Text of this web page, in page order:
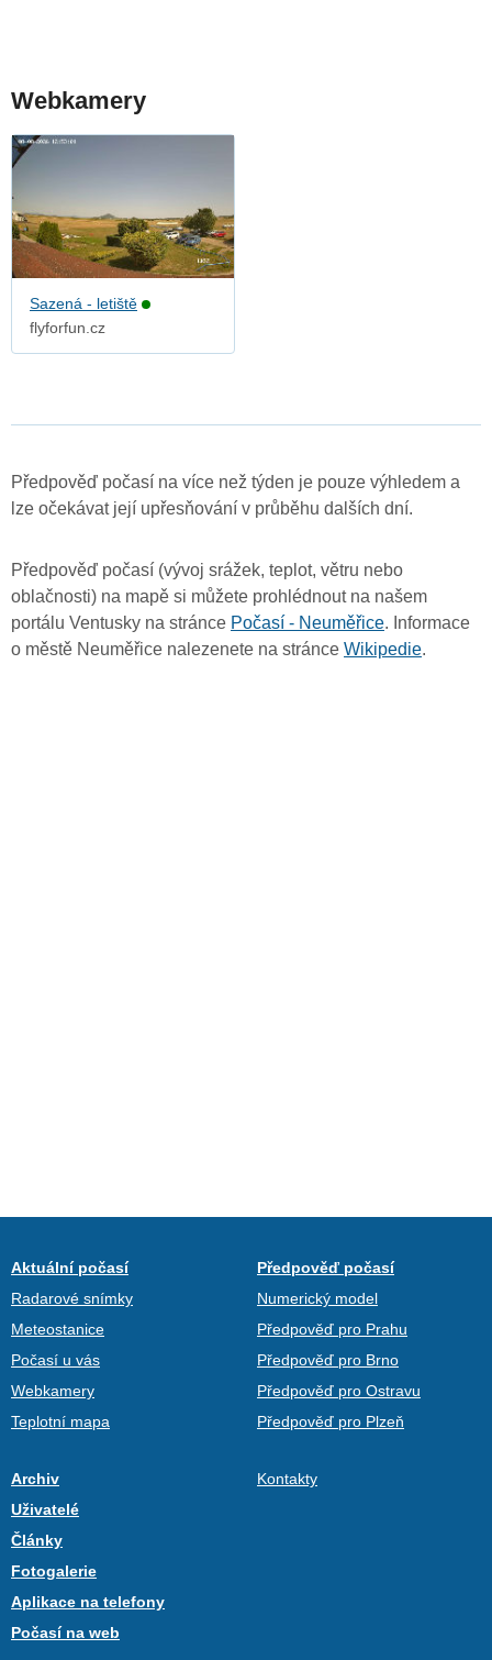
Webkamery
Sazená - letiště
flyforfun.cz
Předpověď počasí na více než týden je pouze výhledem a
lze očekávat její upřesňování v průběhu dalších dní.
Předpověď počasí (vývoj srážek, teplot, větru nebo
oblačnosti) na mapě si můžete prohlédnout na našem
portálu Ventusky na stránce Počasí - Neuměřice. Informace
o městě Neuměřice nalezenete na stránce Wikipedie.
Aktuální počasí
Radarové snímky
Meteostanice
Počasí u vás
Webkamery
Teplotní mapa
Předpověď počasí
Numerický model
Předpověď pro Prahu
Předpověď pro Brno
Předpověď pro Ostravu
Předpověď pro Plzeň
Archiv
Uživatelé
Články
Fotogalerie
Aplikace na telefony
Počasí na web
Kontakty